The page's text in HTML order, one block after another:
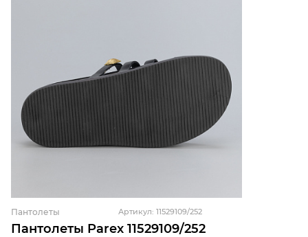
Пантолеты Parex 11529109/252
Пантолеты Артикул: 11529109/252